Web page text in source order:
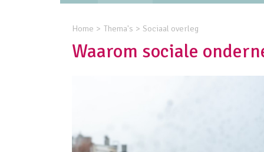
Home Thema's Sociaal overleg
Waarom sociale